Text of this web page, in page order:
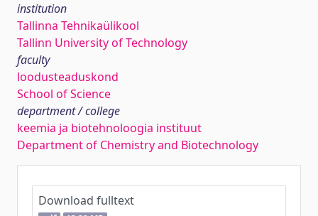
institution
Tallinna Tehnikaülikool
Tallinn University of Technology
faculty
loodusteaduskond
School of Science
department / college
keemia ja biotehnoloogia instituut
Department of Chemistry and Biotechnology
Download fulltext